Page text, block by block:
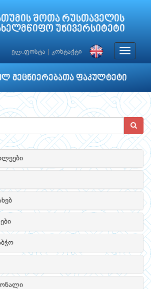
შოთა რუსთაველის
უნივერსიტეტი
ელ.ფოსტა კონტაქტი
Toggle
მეცნიერებათა ფაკულტეტი